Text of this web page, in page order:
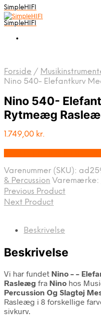
SimpleHIFI
SimpleHIFI
Forside /
Nino 540- Elefantkurv
Nino 540-
Rytmeæg
1.749,00 kr.
Varenummer (SKU):
& Percussion Varemærke:
Previous Product
Next Product
Beskrivelse
Beskrivelse
Vi har fundet Nino – –
Rasleæg fra Nino hos
Percussion Og Slagtøj
Rasleæg i 8 forskellige
sivkurv.